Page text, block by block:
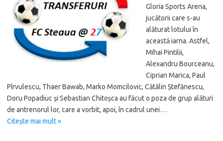
Gloria Sports Arena,
jucătorii care s-au
alăturat lotului în
această iarna. Astfel,
Mihai Pintilii,
Alexandru Bourceanu,
Ciprian Marica, Paul
Pîrvulescu, Thaer Bawab, Marko Momcilovic, Cătălin Ștefănescu,
Doru Popadiuc și Sebastian Chitoșca au făcut o poza de grup alături
de antrenorul lor, care a vorbit, apoi, în cadrul unei…
Citește mai mult »